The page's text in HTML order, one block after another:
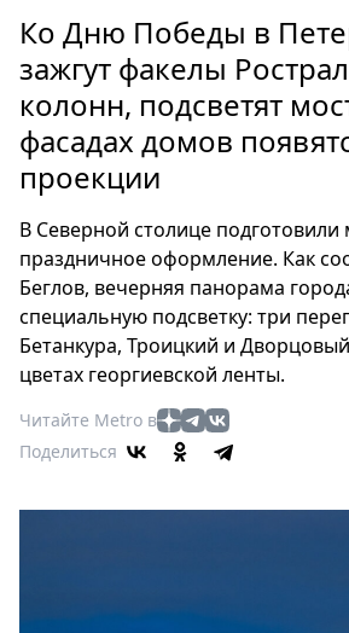
Россия
Мир
Здоровье
Еда
Туризм
Мода
Театр
Кино
Афиша
Книги
Выставки
Пресс-
релизы
Metro
Ко Дню Победы в
зажгут факелы
колонн, подсветят
фасадах домов
проекции
В Северной столице
праздничное оформление. Как
Беглов, вечерняя панорама
специальную подсветку: три
Бетанкура, Троицкий и
цветах георгиевской ленты.
Читайте Metro в
Поделиться